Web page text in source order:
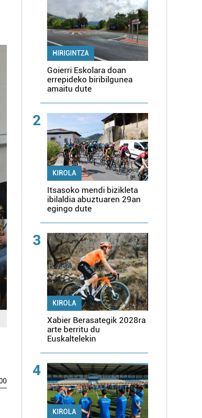
HIRIGINTZA
Goierri Eskolara doan
errepideko biribilgunea
amaitu dute
2
KIROLA
Itsasoko mendi bizikleta
ibilaldia abuztuaren 29an
egingo dute
3
KIROLA
Xabier Berasategik 2028ra
arte berritu du
Euskaltelekin
4
KIROLA